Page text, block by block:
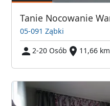
05-091 Ząbki
2-20 Osób
11,66 km